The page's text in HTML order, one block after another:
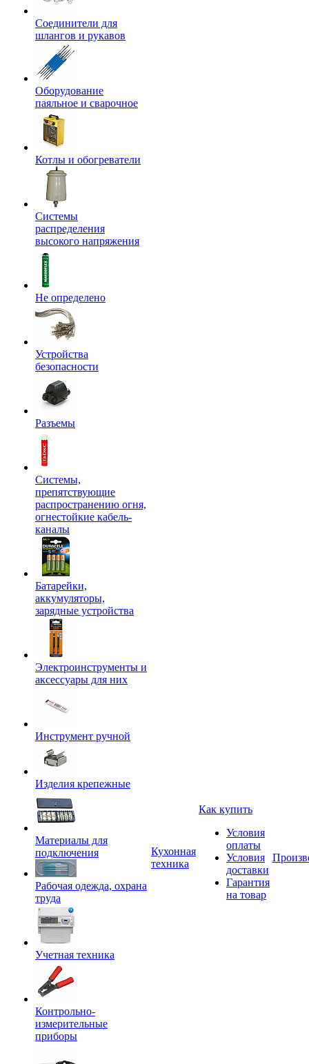
Соединители для
шлангов и рукавов
Оборудование
паяльное и сварочное
Котлы и обогреватели
Системы
распределения
высокого напряжения
Не определено
Устройства
безопасности
Разъемы
Системы,
препятствующие
распространению огня,
огнестойкие кабель-
каналы
Батарейки,
аккумуляторы,
зарядные устройства
Электроинструменты и
аксессуары для них
Инструмент ручной
Изделия крепежные
Материалы для
подключения
Рабочая одежда, охрана
труда
Учетная техника
Контрольно-
измерительные
приборы
Кухонная
техника
Как купить
Условия
оплаты
Условия
доставки
Гарантия
на товар